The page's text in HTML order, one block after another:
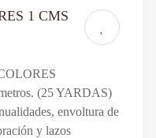
1 CMS
(25 YARDAS)
envoltura de
y lazos